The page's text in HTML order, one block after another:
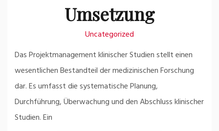
Umsetzung
Uncategorized
Das Projektmanagement klinischer Studien stellt einen
wesentlichen Bestandteil der medizinischen Forschung
dar. Es umfasst die systematische Planung,
Durchführung, Überwachung und den Abschluss klinischer
Studien. Ein